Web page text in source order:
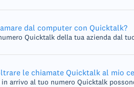
dal computer con Quicktalk?
Quicktalk della tua azienda dal
le chiamate Quicktalk al mio
arrivo al tuo numero Quicktalk